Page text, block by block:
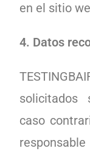
en el sitio
4. Datos
solicitados
caso